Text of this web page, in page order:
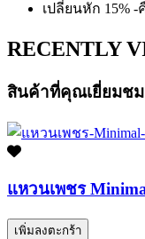
เปลี่ยนหัก 15% -
RECENTLY
สินค้าที่คุณเยี่ยมช
แหวนเพชร
เพิ่มลงตะกร้า